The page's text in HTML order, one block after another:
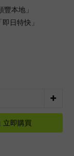
本地」
日特快」
立即購買